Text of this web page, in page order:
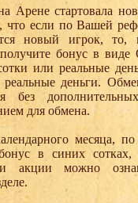
Арене стартовала
что если по Вашей
новый игрок,
бонус в
или реальные
реальные деньги.
без
для обмена.
месяца,
в синих
акции можно